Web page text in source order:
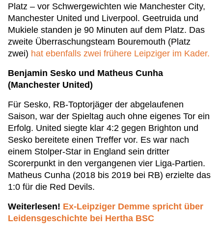
Platz – vor Schwergewichten wie Manchester City,
Manchester United und Liverpool. Geetruida und
Mukiele standen je 90 Minuten auf dem Platz. Das
zweite Überraschungsteam Bouremouth (Platz
zwei) hat ebenfalls zwei frühere Leipziger im Kader.
Benjamin Sesko und Matheus Cunha
(Manchester United)
Für Sesko, RB-Toptorjäger der abgelaufenen
Saison, war der Spieltag auch ohne eigenes Tor ein
Erfolg. United siegte klar 4:2 gegen Brighton und
Sesko bereitete einen Treffer vor. Es war nach
einem Stolper-Star in England sein dritter
Scorerpunkt in den vergangenen vier Liga-Partien.
Matheus Cunha (2018 bis 2019 bei RB) erzielte das
1:0 für die Red Devils.
Weiterlesen! Ex-Leipziger Demme spricht über
Leidensgeschichte bei Hertha BSC